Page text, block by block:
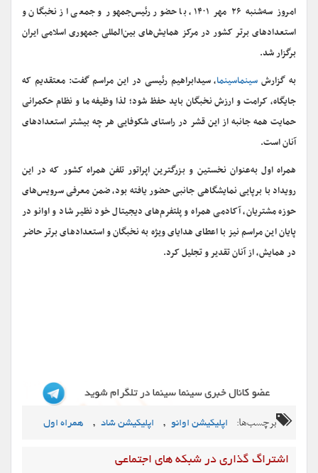
امروز سه‌شنبه ۲۶ مهر ۱۴۰۱، با حضور رئیس‌جمهور و جمعی از نخبگان و
استعدادهای برتر کشور در مرکز همایش‌های بین‌المللی جمهوری اسلامی ایران
برگزار شد.
به گزارش سینماسینما، سیدابراهیم رئیسی در این مراسم گفت: معتقدیم که
جایگاه، کرامت و ارزش نخبگان باید حفظ شود؛ لذا وظیفه ما و نظام حکمرانی
حمایت همه جانبه از این قشر در راستای شکوفایی هر چه بیشتر استعدادهای
آنان است.
همراه اول به‌عنوان نخستین و بزرگترین اپراتور تلفن همراه کشور که در این
رویداد با برپایی نمایشگاهی جانبی حضور یافته بود، ضمن معرفی سرویس‌های
حوزه مشتریان، آکادمی همراه و پلتفرم‌های دیجیتال خود نظیر شاد و اوانو در
پایان این مراسم نیز با اعطای هدایای ویژه به نخبگان و استعدادهای برتر حاضر
در همایش، از آنان تقدیر و تجلیل کرد.
برچسب‌ها: اپلیکیشن اوانو , اپلیکیشن شاد , همراه اول
اشتراگ گذاری در شبکه های اجتماعی